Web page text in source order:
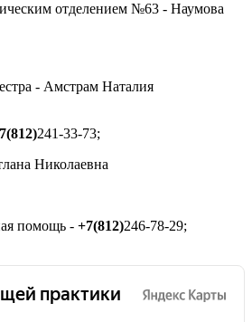
отделением №63 - Наумова
- Амстрам Наталия
241-33-73;
Николаевна
помощь - +7(812)246-78-29;